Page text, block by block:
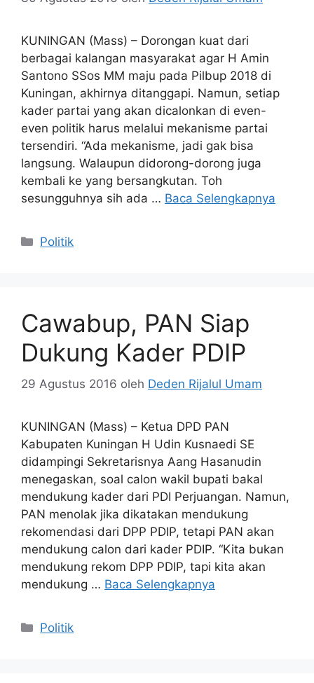
KUNINGAN (Mass) – Dorongan kuat dari
berbagai kalangan masyarakat agar H Amin
Santono SSos MM maju pada Pilbup 2018 di
Kuningan, akhirnya ditanggapi. Namun, setiap
kader partai yang akan dicalonkan di even-
even politik harus melalui mekanisme partai
tersendiri. “Ada mekanisme, jadi gak bisa
langsung. Walaupun didorong-dorong juga
kembali ke yang bersangkutan. Toh
sesungguhnya sih ada … Baca Selengkapnya
Kategori
Politik
Cawabup, PAN Siap
Dukung Kader PDIP
29 Agustus 2016 oleh Deden Rijalul Umam
KUNINGAN (Mass) – Ketua DPD PAN
Kabupaten Kuningan H Udin Kusnaedi SE
didampingi Sekretarisnya Aang Hasanudin
menegaskan, soal calon wakil bupati bakal
mendukung kader dari PDI Perjuangan. Namun,
PAN menolak jika dikatakan mendukung
rekomendasi dari DPP PDIP, tetapi PAN akan
mendukung calon dari kader PDIP. “Kita bukan
mendukung rekom DPP PDIP, tapi kita akan
mendukung … Baca Selengkapnya
Kategori
Politik